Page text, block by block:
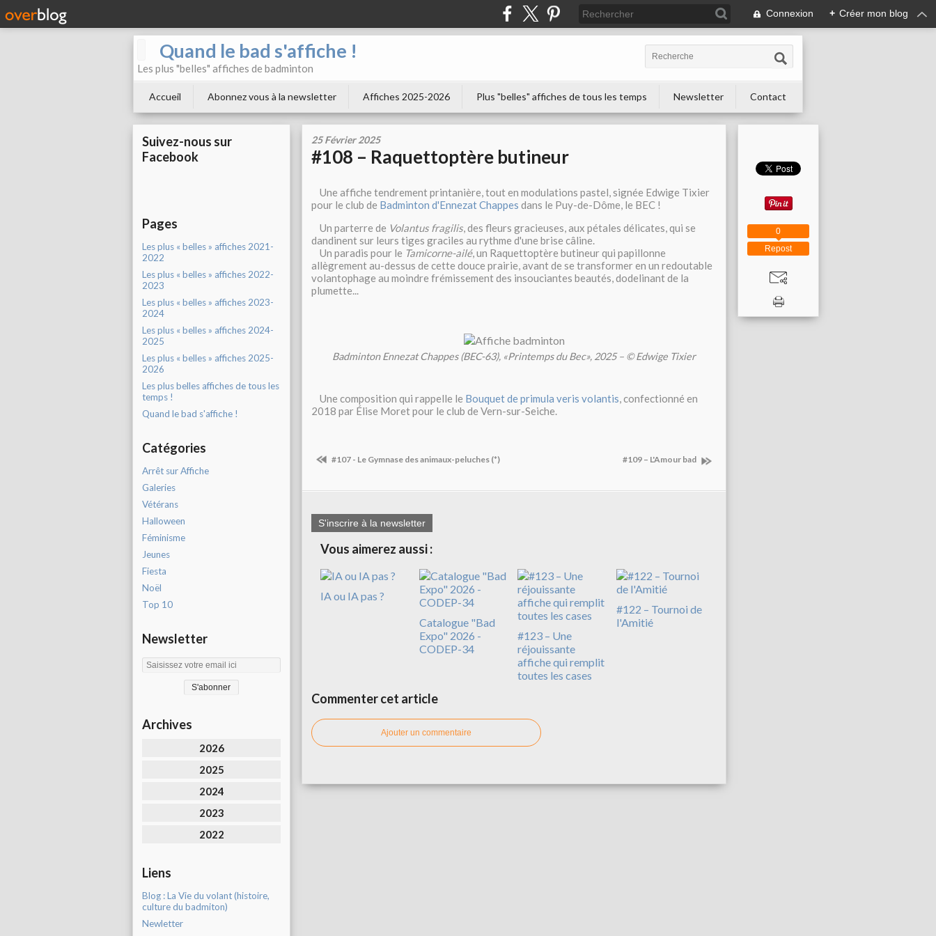
Connexion + Créer mon blog
Quand le bad s'affiche !
Les plus "belles" affiches de badminton
Accueil Abonnez vous à la newsletter Affiches 2025-2026 Plus "belles" affiches de tous les temps Newsletter Contact
Suivez-nous sur
Facebook
Pages
Les plus « belles » affiches 2021-
2022
Les plus « belles » affiches 2022-
2023
Les plus « belles » affiches 2023-
2024
Les plus « belles » affiches 2024-
2025
Les plus « belles » affiches 2025-
2026
Les plus belles affiches de tous les
temps !
Quand le bad s'affiche !
Catégories
Arrêt sur Affiche
Galeries
Vétérans
Halloween
Féminisme
Jeunes
Fiesta
Noël
Top 10
Newsletter
Archives
2026
2025
2024
2023
2022
Liens
Blog : La Vie du volant (histoire,
culture du badmiton)
Newletter
25 Février 2025
#108 – Raquettoptère butineur
Une affiche tendrement printanière, tout en modulations pastel, signée Edwige Tixier
pour le club de Badminton d'Ennezat Chappes dans le Puy-de-Dôme, le BEC !
Un parterre de Volantus fragilis, des fleurs gracieuses, aux pétales délicates, qui se
dandinent sur leurs tiges graciles au rythme d'une brise câline.
Un paradis pour le Tamicorne-ailé, un Raquettoptère butineur qui papillonne
allègrement au-dessus de cette douce prairie, avant de se transformer en un redoutable
volantophage au moindre frémissement des insouciantes beautés, dodelinant de la
plumette...
Badminton Ennezat Chappes (BEC-63), «Printemps du Bec», 2025 – © Edwige Tixier
Une composition qui rappelle le Bouquet de primula veris volantis, confectionné en
2018 par Élise Moret pour le club de Vern-sur-Seiche.
#107 - Le Gymnase des animaux-peluches (*) #109 – L'Amour bad
S'inscrire à la newsletter
Vous aimerez aussi :
IA ou IA pas ?
Catalogue "Bad
Expo" 2026 -
CODEP-34
#123 – Une
réjouissante
affiche qui remplit
toutes les cases
#122 – Tournoi de
l'Amitié
Commenter cet article
Ajouter un commentaire
Repost
0